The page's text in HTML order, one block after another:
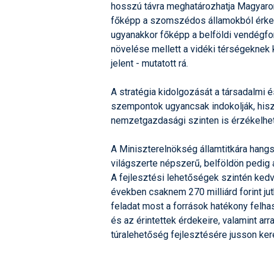
hosszú távra meghatározhatja
főképp a szomszédos államokból
ugyanakkor főképp a belföldi
növelése mellett a vidéki
jelent - mutatott rá.
A stratégia kidolgozását a társadalmi
szempontok ugyancsak indokolják,
nemzetgazdasági szinten is
A Miniszterelnökség államtitkára
világszerte népszerű, belföldön pedig
A fejlesztési lehetőségek szintén
években csaknem 270 milliárd forint
feladat most a források hatékony
és az érintettek érdekeire, valamint
túralehetőség fejlesztésére jusson